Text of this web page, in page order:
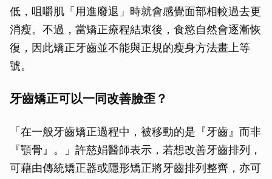
低，咀嚼肌「用進廢退」時就會感覺面部相較過去更
消瘦。不過，當矯正療程結束後，食慾自然會逐漸恢
復，因此矯正牙齒並不能與正規的瘦身方法畫上等
號。
牙齒矯正可以一同改善臉歪？
「在一般牙齒矯正過程中，被移動的是『牙齒』而非
『顎骨』。」許慈娟醫師表示，若想改善牙齒排列，
可藉由傳統矯正器或隱形矯正將牙齒排列整齊，亦可